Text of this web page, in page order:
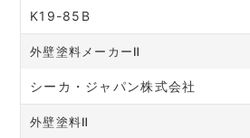
K19-85B
外壁塗料メーカーⅡ
シーカ・ジャパン株式会社
外壁塗料Ⅱ